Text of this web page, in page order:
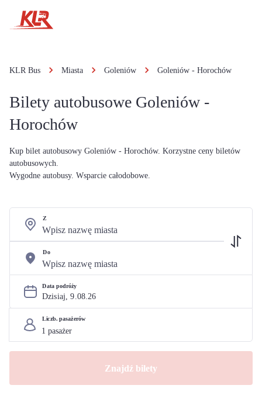
KLR Bus Miasta Goleniów Goleniów - Horochów
Bilety autobusowe Goleniów -
Horochów
Kup bilet autobusowy Goleniów - Horochów. Korzystne ceny biletów
autobusowych.
Wygodne autobusy. Wsparcie całodobowe.
Z
Do
Data podróży
Dzisiaj, 9.08.26
Liczb. pasażerów
Znajdź bilety